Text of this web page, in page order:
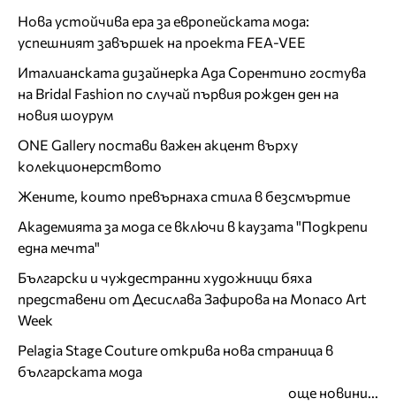
Нова устойчива ера за европейската мода:
успешният завършек на проекта FEA-VEE
Италианската дизайнерка Ада Сорентино гостува
на Bridal Fashion по случай първия рожден ден на
новия шоурум
ONE Gallery постави важен акцент върху
колекционерството
Жените, които превърнаха стила в безсмъртие
Академията за мода се включи в каузата "Подкрепи
една мечта"
Български и чуждестранни художници бяха
представени от Десислава Зафирова на Monaco Art
Week
Pelagia Stage Couture открива нова страница в
българската мода
още новини...